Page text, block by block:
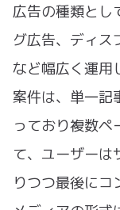
広告の種類とし
グ広告、ディス
など幅広く運用
案件は、単一記
っており複数ペ
て、ユーザーは
りつつ最後にコ